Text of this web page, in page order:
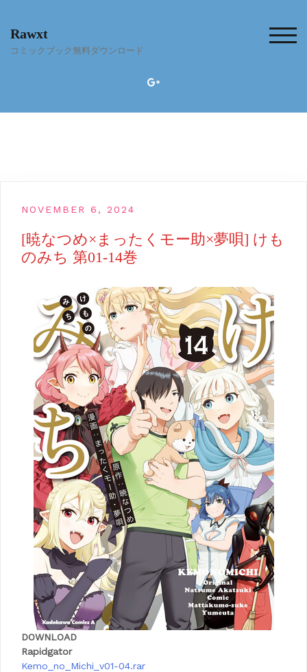
content
Rawxt
コミックブック無料ダウンロード
NOVEMBER 6, 2024
[暁なつめ×まったくモー助×夢唄] けも
のみち 第01-14巻
DOWNLOAD
Rapidgator
Kemo_no_Michi_v01-04.rar